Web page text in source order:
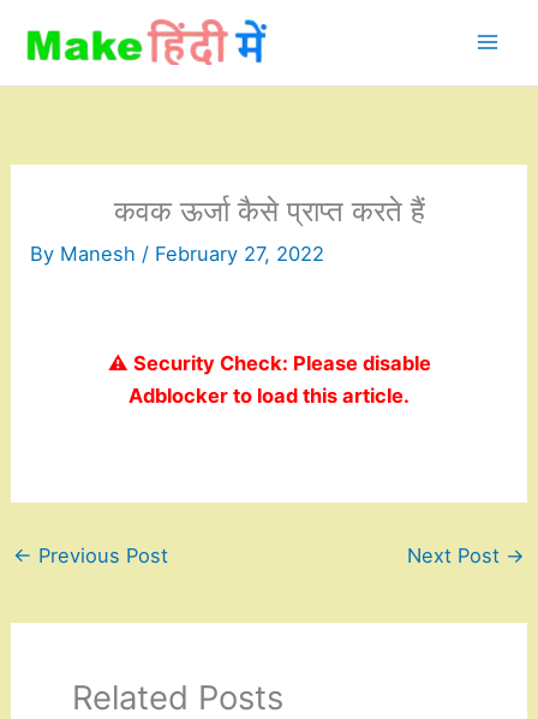
content
कवक ऊर्जा कैसे प्राप्त करते हैं
By Manesh / February 27, 2022
⚠️ Security Check: Please disable
Adblocker to load this article.
← Previous Post Next Post →
Related Posts